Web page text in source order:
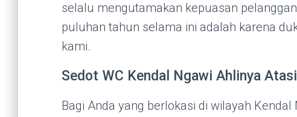
selalu mengutamakan kepuasan
puluhan tahun selama ini adalah karena
kami.
Sedot WC Kendal Ngawi Ahlinya
Bagi Anda yang berlokasi di wilayah